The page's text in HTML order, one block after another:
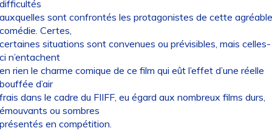
sont confrontés les protagonistes de cette agréable
Certes,
situations sont convenues ou prévisibles, mais celles-
n’entachent
rien le charme comique de ce film qui eût l’effet d’une réelle
d’air
dans le cadre du FIIFF, eu égard aux nombreux films durs,
ou sombres
en compétition.